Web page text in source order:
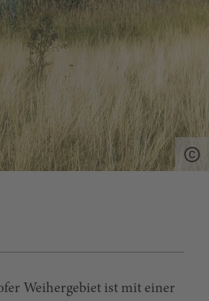
Weihergebiet ist mit einer